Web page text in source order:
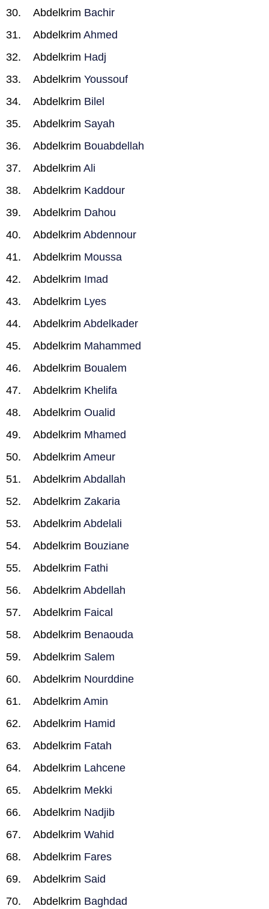
Abdelkrim Bachir
Abdelkrim Ahmed
Abdelkrim Hadj
Abdelkrim Youssouf
Abdelkrim Bilel
Abdelkrim Sayah
Abdelkrim Bouabdellah
Abdelkrim Ali
Abdelkrim Kaddour
Abdelkrim Dahou
Abdelkrim Abdennour
Abdelkrim Moussa
Abdelkrim Imad
Abdelkrim Lyes
Abdelkrim Abdelkader
Abdelkrim Mahammed
Abdelkrim Boualem
Abdelkrim Khelifa
Abdelkrim Oualid
Abdelkrim Mhamed
Abdelkrim Ameur
Abdelkrim Abdallah
Abdelkrim Zakaria
Abdelkrim Abdelali
Abdelkrim Bouziane
Abdelkrim Fathi
Abdelkrim Abdellah
Abdelkrim Faical
Abdelkrim Benaouda
Abdelkrim Salem
Abdelkrim Nourddine
Abdelkrim Amin
Abdelkrim Hamid
Abdelkrim Fatah
Abdelkrim Lahcene
Abdelkrim Mekki
Abdelkrim Nadjib
Abdelkrim Wahid
Abdelkrim Fares
Abdelkrim Said
Abdelkrim Baghdad